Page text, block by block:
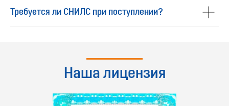
Требуется ли СНИЛС при поступлении?
Наша лицензия